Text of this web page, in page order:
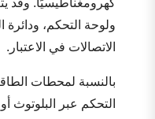
كهرومغناطيسيًا. وقد
ولوحة التحكم،
الاتصالات في الاعتبار.
بالنسبة لمحطات
التحكم عبر البلوتوث